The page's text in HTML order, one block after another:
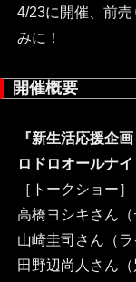
4/23に開催、前
みに！
開催概要
『新生活応援企
ロドロオールナイ
［トークショー］
高橋ヨシキさん（
山崎圭司さん（ラ
田野辺尚人さん